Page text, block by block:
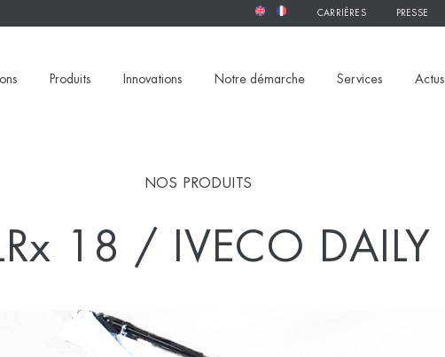
CARRIÈRES PRESSE
Produits Innovations Notre démarche Services Actus
NOS PRODUITS
18 / IVECO DAILY